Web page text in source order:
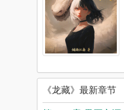
《龙藏》最新章节